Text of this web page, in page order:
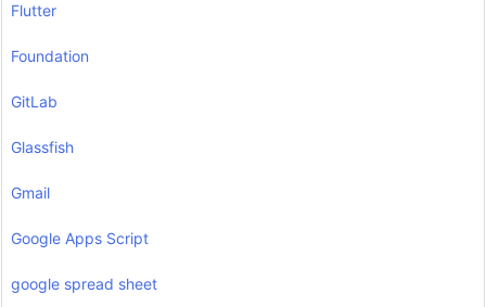
Flutter
Foundation
GitLab
Glassfish
Gmail
Google Apps Script
google spread sheet